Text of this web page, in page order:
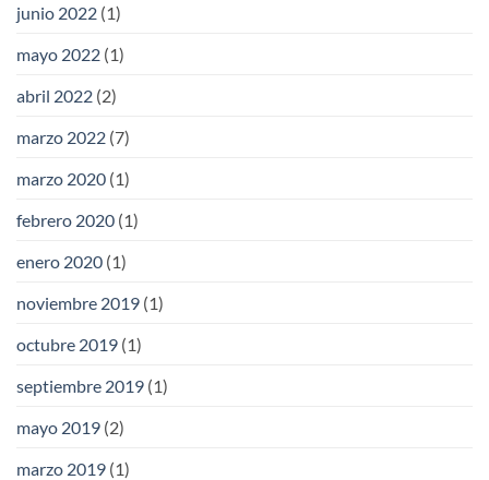
junio 2022 (1)
mayo 2022 (1)
abril 2022 (2)
marzo 2022 (7)
marzo 2020 (1)
febrero 2020 (1)
enero 2020 (1)
noviembre 2019 (1)
octubre 2019 (1)
septiembre 2019 (1)
mayo 2019 (2)
marzo 2019 (1)